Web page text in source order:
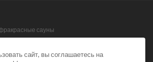
сауны
сайт, вы соглашаетесь на